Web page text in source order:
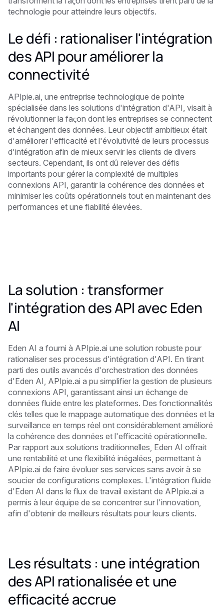
technologie pour atteindre leurs objectifs.
Le défi : rationaliser l'intégration
des API pour améliorer la
connectivité
APIpie.ai, une entreprise technologique de pointe
spécialisée dans les solutions d'intégration d'API, visait à
révolutionner la façon dont les entreprises se connectent
et échangent des données. Leur objectif ambitieux était
d'améliorer l'efficacité et l'évolutivité de leurs processus
d'intégration afin de mieux servir les clients de divers
secteurs. Cependant, ils ont dû relever des défis
importants pour gérer la complexité de multiples
connexions API, garantir la cohérence des données et
minimiser les coûts opérationnels tout en maintenant des
performances et une fiabilité élevées.
La solution : transformer
l'intégration des API avec Eden
AI
Eden AI a fourni à APIpie.ai une solution robuste pour
rationaliser ses processus d'intégration d'API. En tirant
parti des outils avancés d'orchestration des données
d'Eden AI, APIpie.ai a pu simplifier la gestion de plusieurs
connexions API, garantissant ainsi un échange de
données fluide entre les plateformes. Des fonctionnalités
clés telles que le mappage automatique des données et la
surveillance en temps réel ont considérablement amélioré
la cohérence des données et l'efficacité opérationnelle.
Par rapport aux solutions traditionnelles, Eden AI offrait
une rentabilité et une flexibilité inégalées, permettant à
APIpie.ai de faire évoluer ses services sans avoir à se
soucier de configurations complexes. L'intégration fluide
d'Eden AI dans le flux de travail existant de APIpie.ai a
permis à leur équipe de se concentrer sur l'innovation,
afin d'obtenir de meilleurs résultats pour leurs clients.
Les résultats : une intégration
des API rationalisée et une
efficacité accrue